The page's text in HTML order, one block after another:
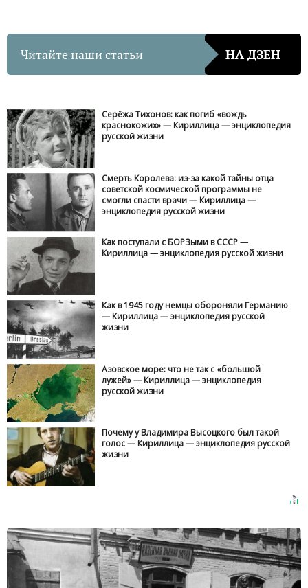
Читайте наши статьи НА ДЗЕН
Серёжа Тихонов: как погиб «вождь
краснокожих» — Кириллица — энциклопедия
русской жизни
Смерть Королева: из-за какой тайны отца
советской космической программы не
смогли спасти врачи — Кириллица —
энциклопедия русской жизни
Как поступали с БОРЗыми в СССР —
Кириллица — энциклопедия русской жизни
Как в 1945 году немцы обороняли Германию
— Кириллица — энциклопедия русской
жизни
Азовское море: что не так с «большой
лужей» — Кириллица — энциклопедия
русской жизни
Почему у Владимира Высоцкого был такой
голос — Кириллица — энциклопедия русской
жизни